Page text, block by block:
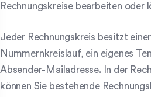
Rechnungskreise bearbeiten oder
Jeder Rechnungskreis besitzt
Nummernkreislauf, ein eigenes
Absender-Mailadresse. In der
können Sie bestehende